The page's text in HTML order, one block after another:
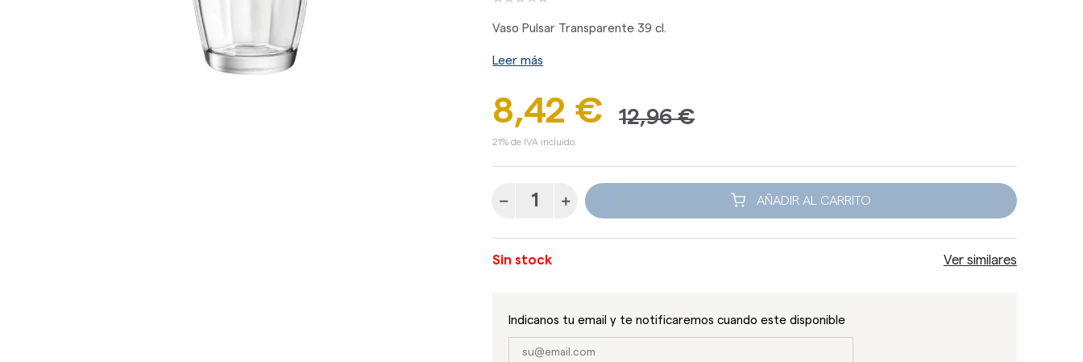
Vaso Pulsar Transparente 39 cl.
Leer más
8,42 € 12,96 €
21% de IVA incluido.
AÑADIR AL CARRITO
Sin stock Ver similares
Indicanos tu email y te notificaremos cuando este disponible